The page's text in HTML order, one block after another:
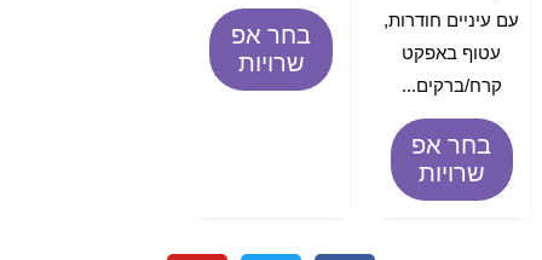
עם עיניים חודרות,
עטוף באפקט
קרח/ברקים...
בחר אפ
שרויות
בחר אפ
שרויות